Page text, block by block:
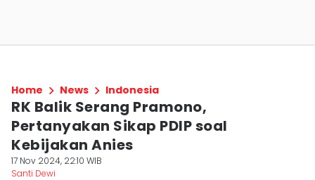
Home News Indonesia
RK Balik Serang Pramono,
Pertanyakan Sikap PDIP soal
Kebijakan Anies
17 Nov 2024, 22:10 WIB
Santi Dewi